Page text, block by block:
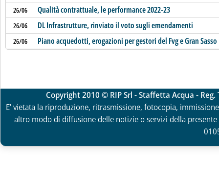
26/06 Qualità contrattuale, le performance 2022-23
26/06 DL Infrastrutture, rinviato il voto sugli emendamenti
26/06 Piano acquedotti, erogazioni per gestori del Fvg e Gran Sasso
Copyright 2010 © RIP Srl - Staffetta Acqua -
E' vietata la riproduzione, ritrasmissione, fotocopia,
altro modo di diffusione delle notizie o servizi della